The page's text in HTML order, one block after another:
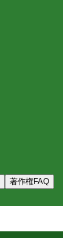
著作権FAQ